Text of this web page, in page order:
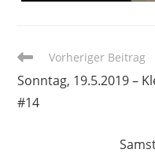
Weitere
ansehen
Vorheriger Beitrag
Sonntag, 19.5.2019 –
#14